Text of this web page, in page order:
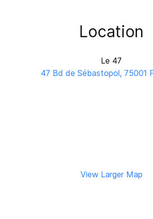
Location
Le 47
47 Bd de Sébastopol, 75001
View Larger Map